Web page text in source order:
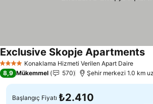
4 Yıldız Konaklama Hizmeti Verilen Apart Daire
Exclusive Skopje Apartments
8,9 Mükemmel 570 Şehir merkezi 1.0 km
Başlangıç Fiyatı ₺2.410